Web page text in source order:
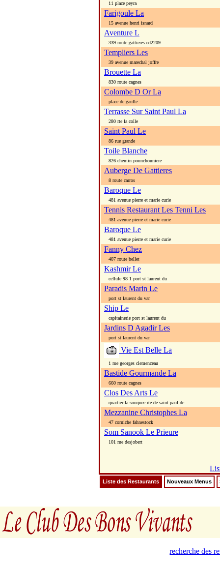
11 place peyra
Farigoule La
15 avenue henri isnard
Aventure L
339 route gattieres cd2209
Templiers Les
39 avenue marechal joffre
Brouette La
830 route cagnes
Colombe D Or La
place de gaulle
Terrasse Sur Saint Paul La
280 rte la colle
Saint Paul Le
86 rue grande
Toile Blanche
826 chemin pounchouniere
Auberge De Gattieres
8 route carros
Baroque Le
481 avenue pierre et marie curie
Tennis Restaurant Les Tenni Les
481 avenue pierre et marie curie
Baroque Le
481 avenue pierre et marie curie
Fanny Chez
407 route bellet
Kashmir Le
cellule 98 1 port st laurent du
Paradis Marin Le
port st laurent du var
Ship Le
capitainerie port st laurent du
Jardins D Agadir Les
port st laurent du var
Vie Est Belle La
1 rue georges clemenceau
Bastide Gourmande La
660 route cagnes
Clos Des Arts Le
quartier la souquee rte de saint paul de
Mezzanine Christophes La
47 corniche fahnestock
Som Sanook Le Prieure
101 rue desjobert
Liste des Restaurants Nouveaux Menus
recherche des